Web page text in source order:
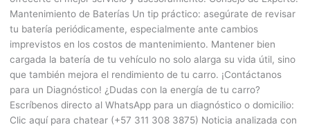
Mantenimiento de Baterías Un tip práctico: asegúrate de revisar
tu batería periódicamente, especialmente ante cambios
imprevistos en los costos de mantenimiento. Mantener bien
cargada la batería de tu vehículo no solo alarga su vida útil, sino
que también mejora el rendimiento de tu carro. ¡Contáctanos
para un Diagnóstico! ¿Dudas con la energía de tu carro?
Escríbenos directo al WhatsApp para un diagnóstico o domicilio:
Clic aquí para chatear (+57 311 308 3875) Noticia analizada con